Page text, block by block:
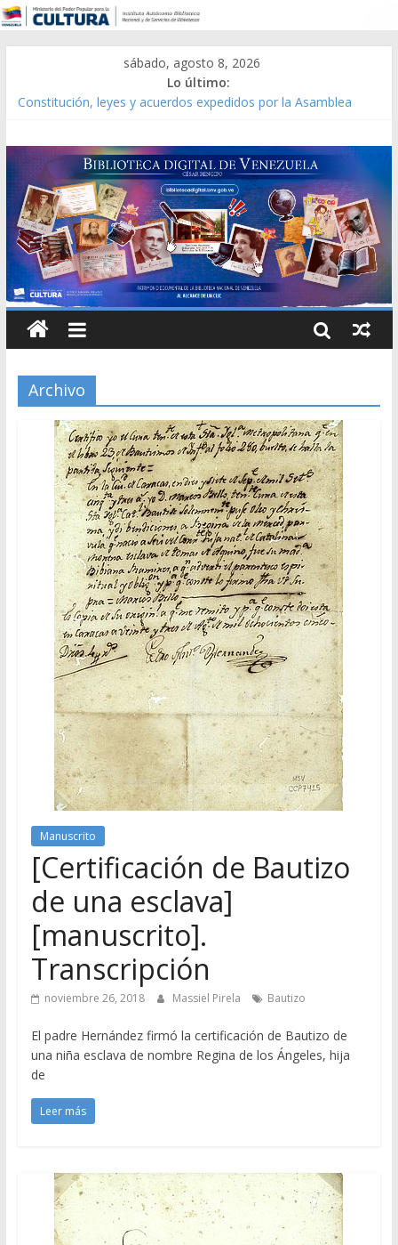
sábado, agosto 8, 2026
Lo último:
Constitución, leyes y acuerdos expedidos por la Asamblea
Modesta Bor Sánchez [material gráfico]
Gaceta Oficial de la República de Venezuela año CXXXIII Mes V,
Caracas 09 de marzo de 2006 N° 38.394
Catálogo temático de obras de Modesta Bor
Archivo
Manuscrito
[Certificación de Bautizo
de una esclava]
[manuscrito].
Transcripción
noviembre 26, 2018 Massiel Pirela Bautizo
El padre Hernández firmó la certificación de Bautizo de
una niña esclava de nombre Regina de los Ángeles, hija
de
Leer más